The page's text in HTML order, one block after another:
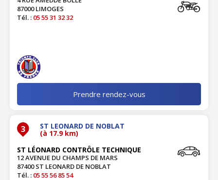
87000 LIMOGES
Tél. : 05 55 31 32 32
Prendre rendez-vous
3 ST LEONARD DE NOBLAT
(à 17.9 km)
ST LÉONARD CONTRÔLE TECHNIQUE
12 AVENUE DU CHAMPS DE MARS
87400 ST LEONARD DE NOBLAT
Tél. : 05 55 56 85 54